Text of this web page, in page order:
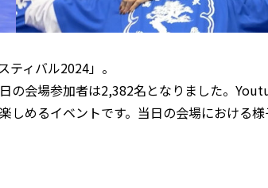
ィバル2024」。
の会場参加者は2,382名となりました。
めるイベントです。当日の会場における